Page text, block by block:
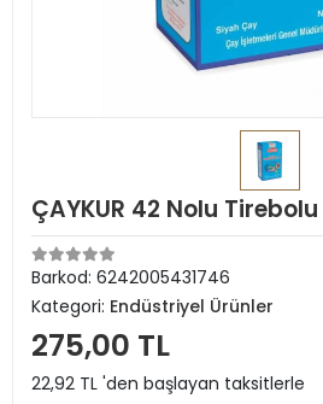
ÇAYKUR 42 Nolu
Barkod: 6242005431746
Kategori: Endüstriyel Ürünler
275,00 TL
22,92 TL 'den başlayan taksitlerle